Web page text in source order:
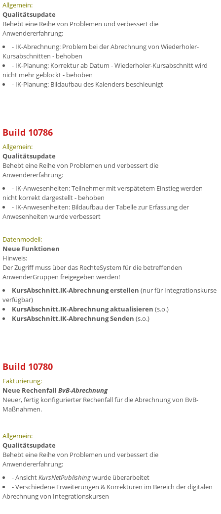
Allgemein:
Qualitätsupdate
Behebt eine Reihe von Problemen und verbessert die
Anwendererfahrung:
- IK-Abrechnung: Problem bei der Abrechnung von Wiederholer-
Kursabschnitten - behoben
- IK-Planung: Korrektur ab Datum - Wiederholer-Kursabschnitt wird
nicht mehr geblockt - behoben
- IK-Planung: Bildaufbau des Kalenders beschleunigt
Build 10786
Allgemein:
Qualitätsupdate
Behebt eine Reihe von Problemen und verbessert die
Anwendererfahrung:
- IK-Anwesenheiten: Teilnehmer mit verspätetem Einstieg werden
nicht korrekt dargestellt - behoben
- IK-Anwesenheiten: Bildaufbau der Tabelle zur Erfassung der
Anwesenheiten wurde verbessert
Datenmodell:
Neue Funktionen
Hinweis:
Der Zugriff muss über das RechteSystem für die betreffenden
AnwenderGruppen freigegeben werden!
KursAbschnitt.IK-Abrechnung erstellen (nur für Integrationskurse
verfügbar)
KursAbschnitt.IK-Abrechnung aktualisieren (s.o.)
KursAbschnitt.IK-Abrechnung Senden (s.o.)
Build 10780
Fakturierung:
Neue Rechenfall BvB-Abrechnung
Neuer, fertig konfigurierter Rechenfall für die Abrechnung von BvB-
Maßnahmen.
Allgemein:
Qualitätsupdate
Behebt eine Reihe von Problemen und verbessert die
Anwendererfahrung:
- AnsichtKursNetPublishingwurde überarbeitet
- Verschiedene Erweiterungen & Korrekturen im Bereich der digitalen
Abrechnung von Integrationskursen